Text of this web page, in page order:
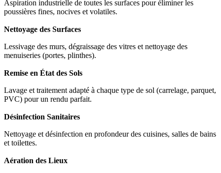
Aspiration industrielle de toutes les surfaces pour éliminer les
poussières fines, nocives et volatiles.
Nettoyage des Surfaces
Lessivage des murs, dégraissage des vitres et nettoyage des
menuiseries (portes, plinthes).
Remise en État des Sols
Lavage et traitement adapté à chaque type de sol (carrelage, parquet,
PVC) pour un rendu parfait.
Désinfection Sanitaires
Nettoyage et désinfection en profondeur des cuisines, salles de bains
et toilettes.
Aération des Lieux